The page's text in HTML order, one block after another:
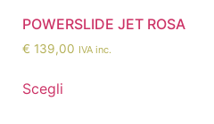
POWERSLIDE JET ROSA
€ 139,00 IVA inc.
Scegli